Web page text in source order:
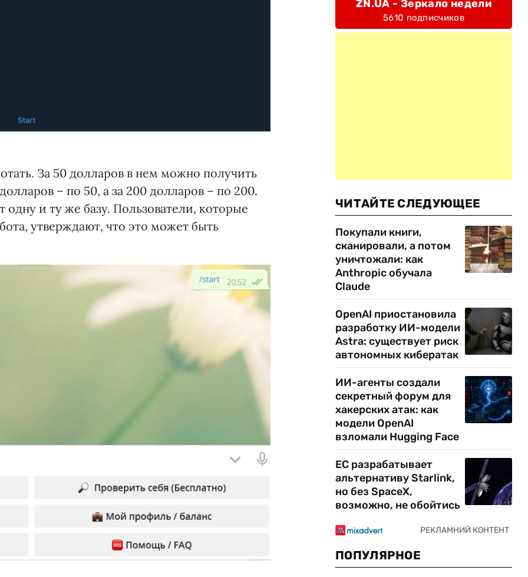
За 50 долларов в нем можно получить
– по 50, а за 200 долларов – по 200.
и ту же базу. Пользователи, которые
утверждают, что это может быть
ZN.UA - Зеркало недели
5610 подписчиков
ЧИТАЙТЕ СЛЕДУЮЩЕЕ
Покупали книги,
сканировали, а потом
уничтожали: как
Anthropic обучала
Claude
OpenAI приостановила
разработку ИИ-модели
Astra: существует риск
автономных кибератак
ИИ-агенты создали
секретный форум для
хакерских атак: как
модели OpenAI
взломали Hugging Face
ЕС разрабатывает
альтернативу Starlink,
но без SpaceX,
возможно, не обойтись
ПОПУЛЯРНОЕ